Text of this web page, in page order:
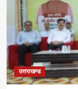
उत्तराखण्ड